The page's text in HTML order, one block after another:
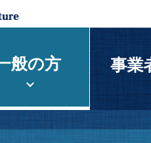
般の方 事業